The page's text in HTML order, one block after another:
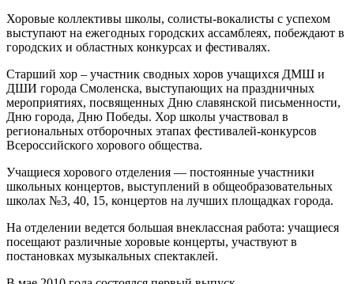
Хоровые коллективы школы, солисты-вокалисты с успехом
выступают на ежегодных городских ассамблеях, побеждают в
городских и областных конкурсах и фестивалях.
Старший хор – участник сводных хоров учащихся ДМШ и
ДШИ города Смоленска, выступающих на праздничных
мероприятиях, посвященных Дню славянской письменности,
Дню города, Дню Победы. Хор школы участвовал в
региональных отборочных этапах фестивалей-конкурсов
Всероссийского хорового общества.
Учащиеся хорового отделения — постоянные участники
школьных концертов, выступлений в общеобразовательных
школах №3, 40, 15, концертов на лучших площадках города.
На отделении ведется большая внеклассная работа: учащиеся
посещают различные хоровые концерты, участвуют в
постановках музыкальных спектаклей.